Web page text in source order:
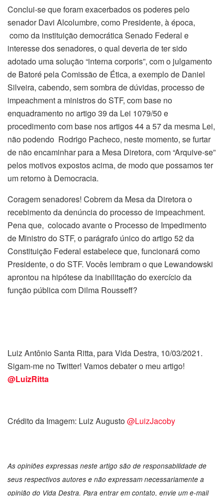
Conclui-se que foram exacerbados os poderes pelo
senador Davi Alcolumbre, como Presidente, à época,
como da instituição democrática Senado Federal e
interesse dos senadores, o qual deveria de ter sido
adotado uma solução “interna corporis”, com o julgamento
de Batoré pela Comissão de Ética, a exemplo de Daniel
Silveira, cabendo, sem sombra de dúvidas, processo de
impeachment a ministros do STF, com base no
enquadramento no artigo 39 da Lei 1079/50 e
procedimento com base nos artigos 44 a 57 da mesma Lei,
não podendo Rodrigo Pacheco, neste momento, se furtar
de não encaminhar para a Mesa Diretora, com “Arquive-se”
pelos motivos expostos acima, de modo que possamos ter
um retorno à Democracia.
Coragem senadores! Cobrem da Mesa da Diretora o
recebimento da denúncia do processo de impeachment.
Pena que, colocado avante o Processo de Impedimento
de Ministro do STF, o parágrafo único do artigo 52 da
Constituição Federal estabelece que, funcionará como
Presidente, o do STF. Vocês lembram o que Lewandowski
aprontou na hipótese da inabilitação do exercício da
função pública com Dilma Rousseff?
Luiz Antônio Santa Ritta, para Vida Destra, 10/03/2021.
Sigam-me no Twitter! Vamos debater o meu artigo!
@LuizRitta
Crédito da Imagem: Luiz Augusto@LuizJacoby
As opiniões expressas neste artigo são de responsabilidade de
seus respectivos autores e não expressam necessariamente a
opinião do Vida Destra. Para entrar em contato, envie um e-mail